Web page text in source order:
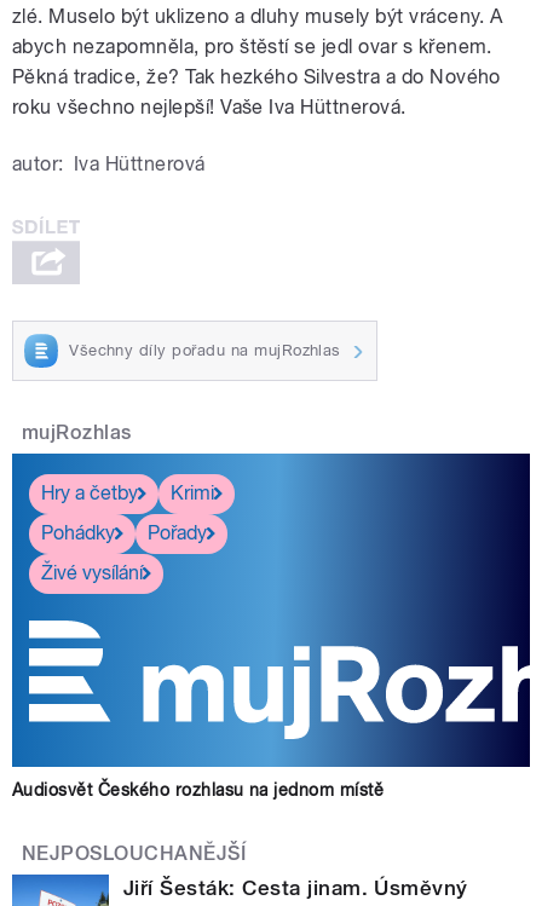
zlé. Muselo být uklizeno a dluhy musely být vráceny. A
abych nezapomněla, pro štěstí se jedl ovar s křenem.
Pěkná tradice, že? Tak hezkého Silvestra a do Nového
roku všechno nejlepší! Vaše Iva Hüttnerová.
autor: Iva Hüttnerová
Všechny díly pořadu na mujRozhlas
mujRozhlas
Hry a četby
Krimi
Pohádky
Pořady
Živé vysílání
Audiosvět Českého rozhlasu na jednom místě
NEJPOSLOUCHANĚJŠÍ
Jiří Šesták: Cesta jinam. Úsměvný